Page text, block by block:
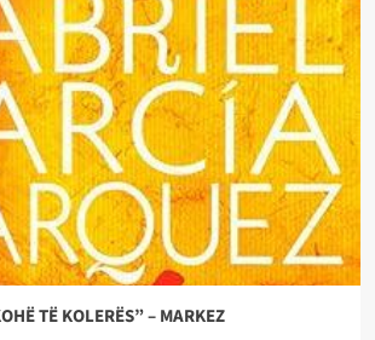
TË KOLERËS” – MARKEZ